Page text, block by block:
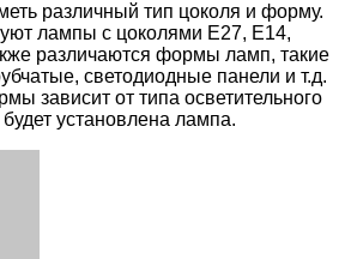
различный тип цоколя и форму.
лампы с цоколями E27, E14,
различаются формы ламп, такие
светодиодные панели и т.д.
зависит от типа осветительного
установлена лампа.